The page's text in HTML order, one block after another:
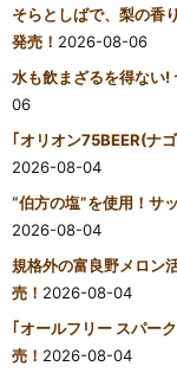
そらとしばで、梨の香
発売！ 2026-08-06
水も飲まざるを得ない!
06
｢オリオン75BEER(ナ
2026-08-04
“伯方の塩”を使用！サ
2026-08-04
規格外の富良野メロン
売！ 2026-08-04
｢オールフリー スパー
売！ 2026-08-04